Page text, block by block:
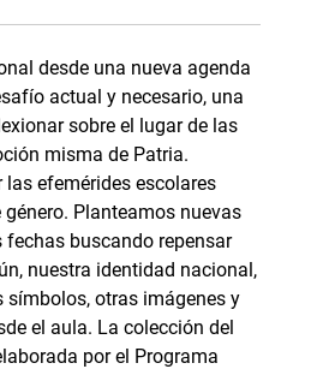
desde una nueva agenda
actual y necesario, una
sobre el lugar de las
misma de Patria.
efemérides escolares
Planteamos nuevas
fechas buscando repensar
nuestra identidad nacional,
símbolos, otras imágenes y
el aula. La colección del
por el Programa